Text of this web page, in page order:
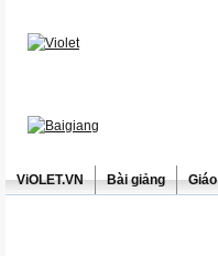
ViOLET.VN Bài giảng